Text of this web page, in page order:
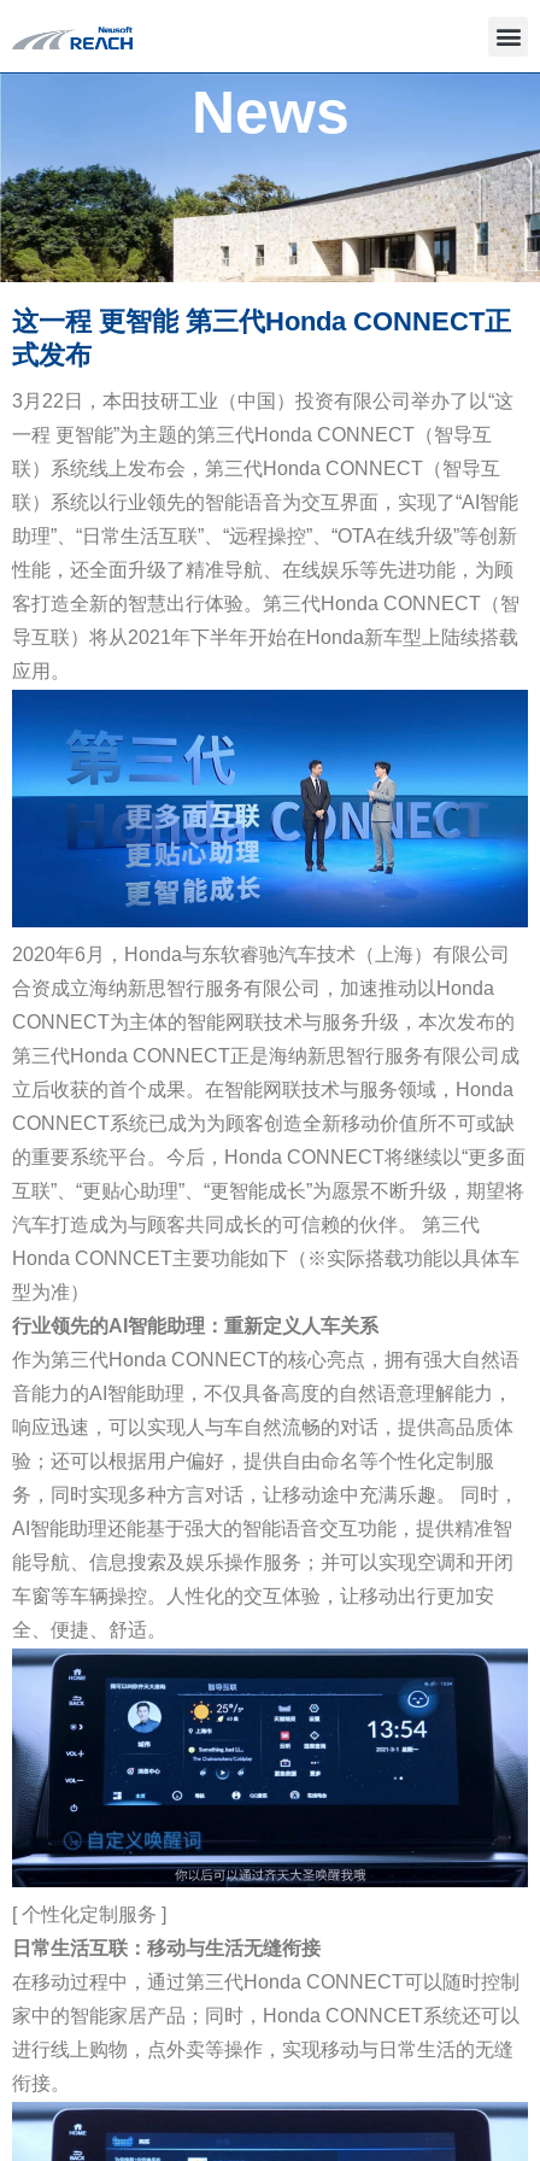
News
这一程 更智能 第三代Honda CONNECT正
式发布
3月22日，本田技研工业（中国）投资有限公司举办了以“这
一程 更智能”为主题的第三代Honda CONNECT（智导互
联）系统线上发布会，第三代Honda CONNECT（智导互
联）系统以行业领先的智能语音为交互界面，实现了“AI智能
助理”、“日常生活互联”、“远程操控”、“OTA在线升级”等创新
性能，还全面升级了精准导航、在线娱乐等先进功能，为顾
客打造全新的智慧出行体验。第三代Honda CONNECT（智
导互联）将从2021年下半年开始在Honda新车型上陆续搭载
应用。
2020年6月，Honda与东软睿驰汽车技术（上海）有限公司
合资成立海纳新思智行服务有限公司，加速推动以Honda
CONNECT为主体的智能网联技术与服务升级，本次发布的
第三代Honda CONNECT正是海纳新思智行服务有限公司成
立后收获的首个成果。在智能网联技术与服务领域，Honda
CONNECT系统已成为为顾客创造全新移动价值所不可或缺
的重要系统平台。今后，Honda CONNECT将继续以“更多面
互联”、“更贴心助理”、“更智能成长”为愿景不断升级，期望将
汽车打造成为与顾客共同成长的可信赖的伙伴。 第三代
Honda CONNCET主要功能如下（※实际搭载功能以具体车
型为准）
行业领先的AI智能助理：重新定义人车关系
作为第三代Honda CONNECT的核心亮点，拥有强大自然语
音能力的AI智能助理，不仅具备高度的自然语意理解能力，
响应迅速，可以实现人与车自然流畅的对话，提供高品质体
验；还可以根据用户偏好，提供自由命名等个性化定制服
务，同时实现多种方言对话，让移动途中充满乐趣。 同时，
AI智能助理还能基于强大的智能语音交互功能，提供精准智
能导航、信息搜索及娱乐操作服务；并可以实现空调和开闭
车窗等车辆操控。人性化的交互体验，让移动出行更加安
全、便捷、舒适。
[ 个性化定制服务 ]
日常生活互联：移动与生活无缝衔接
在移动过程中，通过第三代Honda CONNECT可以随时控制
家中的智能家居产品；同时，Honda CONNCET系统还可以
进行线上购物，点外卖等操作，实现移动与日常生活的无缝
衔接。